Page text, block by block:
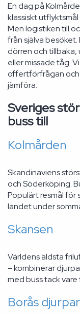
En dag på
klassiskt
Men logistiken till
från själva
dörren och tillbaka,
eller missade tåg.
offertförfrågan
jämföra.
Sveriges
buss till
Kolmården
Skandinaviens
och Söderköping.
Populärt resmål för
landet under
Skansen
Världens äldsta
– kombinerar
med buss tack
Borås